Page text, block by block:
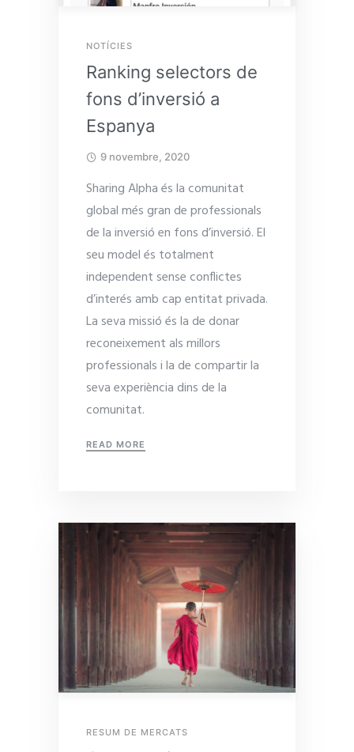
NOTÍCIES
Ranking selectors de
fons d’inversió a
Espanya
9 novembre, 2020
Sharing Alpha és la comunitat
global més gran de professionals
de la inversió en fons d’inversió. El
seu model és totalment
independent sense conflictes
d’interés amb cap entitat privada.
La seva missió és la de donar
reconeixement als millors
professionals i la de compartir la
seva experiència dins de la
comunitat.
READ MORE
RESUM DE MERCATS